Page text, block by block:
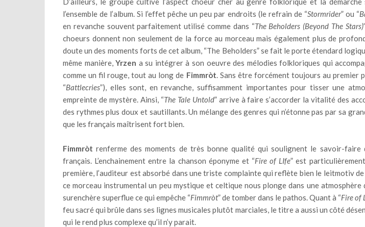
l’ensemble de l’album. Si l’effet pêche un peu par endroits (le refrain de “Stormrider” ou “
en revanche souvent parfaitement utilisé comme dans “The Beholders (Beyond The Stars)
choeurs donnent non seulement de la force au morceau mais également plus de
doute un des moments forts de cet album, “The Beholders” se fait le porte étendard
même manière,Yrzen a su intégrer à son oeuvre des mélodies folkloriques qui
comme un fil rouge, tout au long de Fimmròt. Sans être forcément toujours au premier
“Battlecries”), elles sont, en revanche, suffisamment importantes pour tisser une
empreinte de mystère. Ainsi, “The Tale Untold” arrive à faire s’accorder la vitalité des
des rythmes plus doux et sautillants. Un mélange des genres qui n’étonne pas par sa
que les français maîtrisent fort bien.
Fimmròt renferme des moments de très bonne qualité qui soulignent le savoir-faire
français. L’enchainement entre la chanson éponyme et “Fire of LIfe” est
première, l’auditeur est absorbé dans une triste complainte qui reflète bien le leitmotiv
ce morceau instrumental un peu mystique et celtique nous plonge dans une atmosphère
surenchère superflue ce qui empêche “Fimmròt” de tomber dans le pathos. Quant à “Fire of
feu sacré qui brûle dans ses lignes musicales plutôt marciales, le titre a aussi un côté
qui le rend plus complexe qu’il n’y parait.